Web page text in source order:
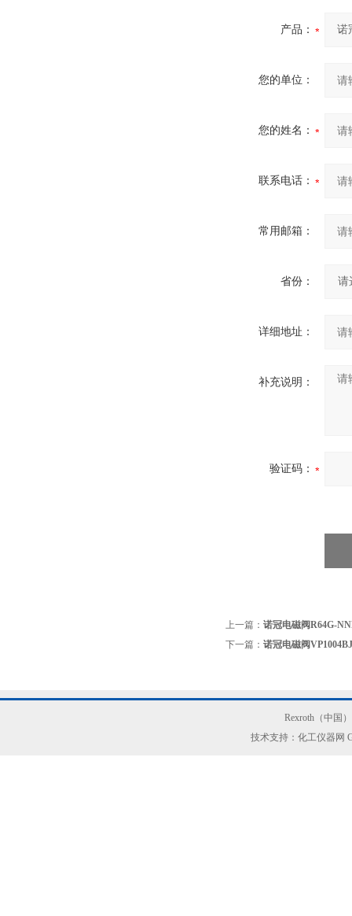
产品：
您的单位：
您的姓名：
联系电话：
常用邮箱：
省份：
详细地址：
补充说明：
验证码：
上一篇： 诺冠电磁阀R64G-
下一篇： 诺冠电磁阀
Rexroth（中国
技术支持：化工仪器网